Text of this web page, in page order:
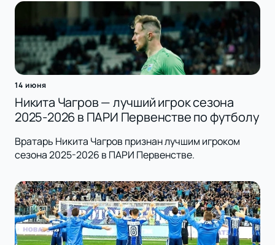
14 июня
Никита Чагров — лучший игрок сезона
2025-2026 в ПАРИ Первенстве по футболу
Вратарь Никита Чагров признан лучшим игроком
сезона 2025-2026 в ПАРИ Первенстве.